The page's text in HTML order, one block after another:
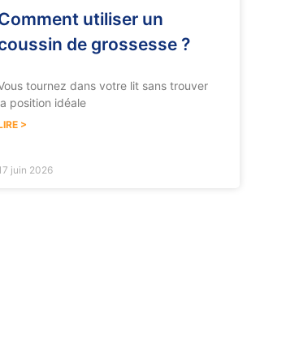
utiliser un
de grossesse ?
tournez dans votre lit sans trouver
position idéale
>
juin 2026